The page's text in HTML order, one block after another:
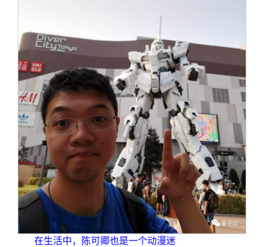
在生活中，陈可卿也是一个动漫迷